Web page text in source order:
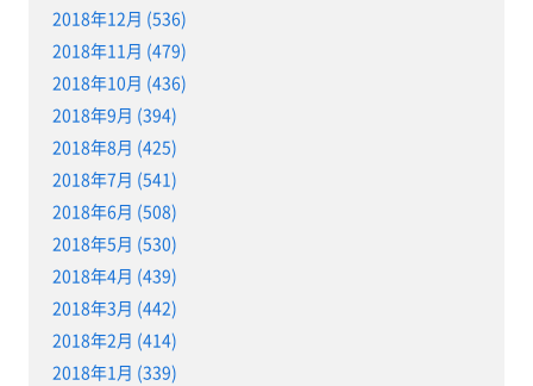
2018年12月 (536)
2018年11月 (479)
2018年10月 (436)
2018年9月 (394)
2018年8月 (425)
2018年7月 (541)
2018年6月 (508)
2018年5月 (530)
2018年4月 (439)
2018年3月 (442)
2018年2月 (414)
2018年1月 (339)